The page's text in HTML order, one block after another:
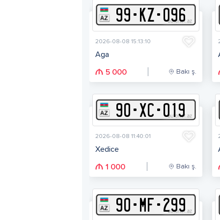
99-KZ-096
2026-08-08 15:13:10
Aga
5 000 Bakı ş.
90-XC-019
2026-08-08 11:40:01
Xedice
1 000 Bakı ş.
90-MF-299